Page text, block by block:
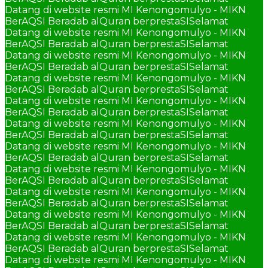
Datang di website resmi MI Kenongomulyo - MIKN
BerAQSI Beradab alQuran berprestaSISelamat
Datang di website resmi MI Kenongomulyo - MIKN
BerAQSI Beradab alQuran berprestaSISelamat
Datang di website resmi MI Kenongomulyo - MIKN
BerAQSI Beradab alQuran berprestaSISelamat
Datang di website resmi MI Kenongomulyo - MIKN
BerAQSI Beradab alQuran berprestaSISelamat
Datang di website resmi MI Kenongomulyo - MIKN
BerAQSI Beradab alQuran berprestaSISelamat
Datang di website resmi MI Kenongomulyo - MIKN
BerAQSI Beradab alQuran berprestaSISelamat
Datang di website resmi MI Kenongomulyo - MIKN
BerAQSI Beradab alQuran berprestaSISelamat
Datang di website resmi MI Kenongomulyo - MIKN
BerAQSI Beradab alQuran berprestaSISelamat
Datang di website resmi MI Kenongomulyo - MIKN
BerAQSI Beradab alQuran berprestaSISelamat
Datang di website resmi MI Kenongomulyo - MIKN
BerAQSI Beradab alQuran berprestaSISelamat
Datang di website resmi MI Kenongomulyo - MIKN
BerAQSI Beradab alQuran berprestaSISelamat
Datang di website resmi MI Kenongomulyo - MIKN